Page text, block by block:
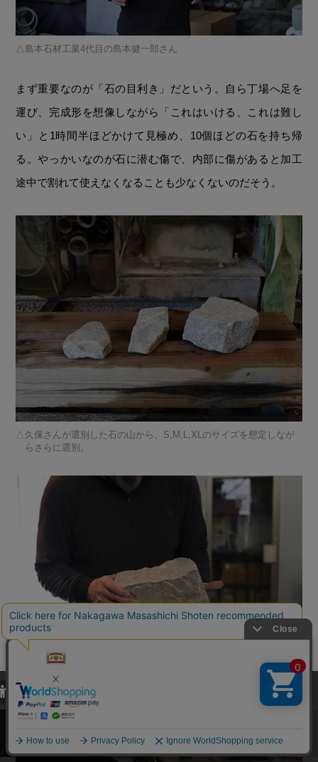
島本石材工業4代目の島本健一郎さん
まず重要なのが「石の目利き」だという。自ら丁場へ足を
運び、完成形を想像しながら「これはいける、これは難し
い」と1時間半ほどかけて見極め、10個ほどの石を持ち帰
る。やっかいなのが石に潜む傷で、内部に傷があると加工
途中で割れて使えなくなることも少なくないのだそう。
久保さんが選別した石の山から、S,M,L,XLのサイズを想定しなが
らさらに選別。
当サイトでは、当サイト内における閲覧履歴・属性情報などの取得およ
び利便性向上のためにクッキー（Cookie）を使用いたします。詳細に
関しては「プライバシーポリシー
承諾する